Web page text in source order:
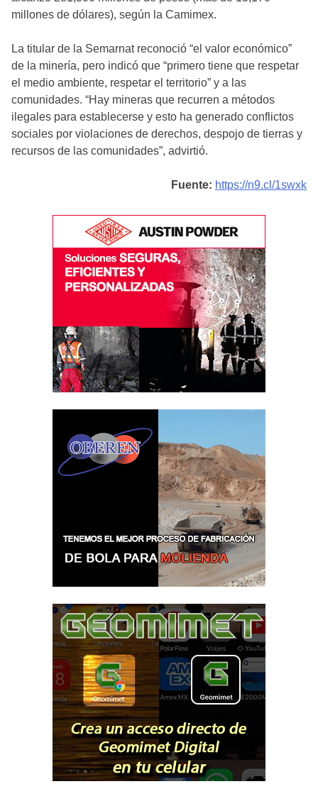
millones de dólares), según la Camimex.
La titular de la Semarnat reconoció “el valor económico”
de la minería, pero indicó que “primero tiene que respetar
el medio ambiente, respetar el territorio” y a las
comunidades. “Hay mineras que recurren a métodos
ilegales para establecerse y esto ha generado conflictos
sociales por violaciones de derechos, despojo de tierras y
recursos de las comunidades”, advirtió.
Fuente: https://n9.cl/1swxk